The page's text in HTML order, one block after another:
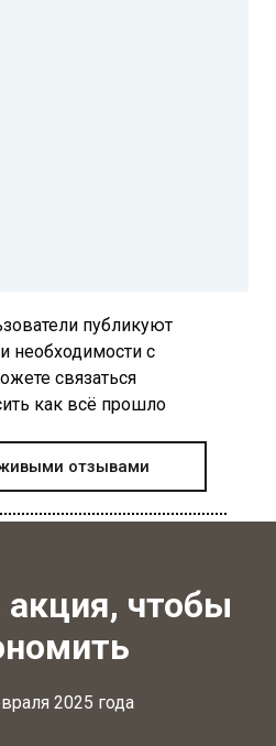
публикуют
необходимости с
связаться
как всё прошло
отзывами
акция, чтобы
2025 года